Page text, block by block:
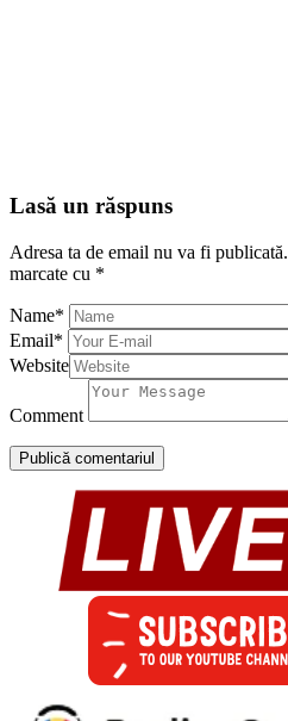
Lasă un răspuns
Adresa ta de email nu va fi publicată.
marcate cu *
Name*
Email*
Website
Comment